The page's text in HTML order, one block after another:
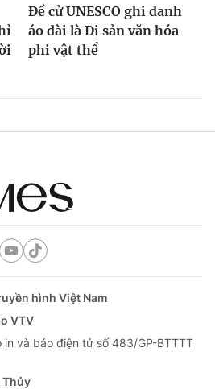
Đề cử UNESCO ghi danh
áo dài là Di sản văn hóa
phi vật thể
hình Việt Nam
VTV
và báo điện tử số 483/GP-BTTTT
Thủy